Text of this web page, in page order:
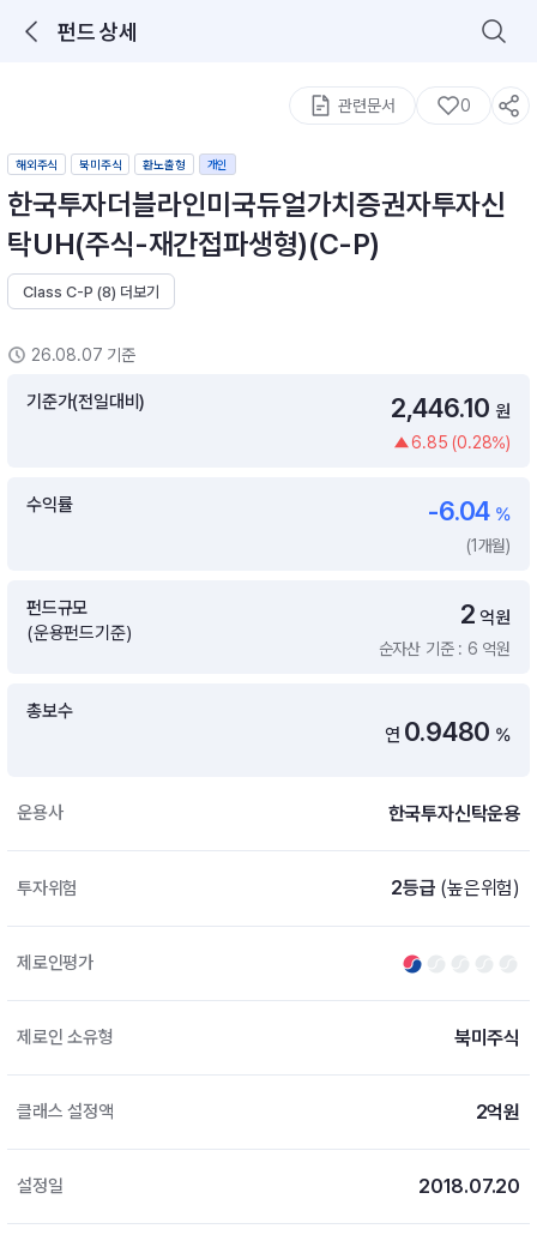
펀드 상세
구성종목 검색
관련문서 0
해외주식 북미주식 환노출형 개인
한국투자더블라인미국듀얼가치증권자투자신
탁UH(주식-재간접파생형)(C-P)
Class C-P (8) 더보기
26.08.07 기준
기준가(전일대비) 2,446.10 원
6.85 (0.28%)
수익률 -6.04 %
(1개월)
펀드규모
(운용펀드기준)
2 억원
순자산 기준 : 6 억원
총보수
연 0.9480 %
운용사 한국투자신탁운용
투자위험 2등급 (높은위험)
제로인평가
제로인 소유형 북미주식
클래스 설정액 2억원
설정일 2018.07.20
추천 메뉴
ETF 랭킹
월배당 · 모으기 · 포트래빗 관리
월배당 포트
포트래빗 관리
미국 ETF 검색
ETF 비교
연금 ETF 검색
ETF트렌드 ETF 랭킹 · ETF 찾기 · 종목찾기
미국ETF테마
연금 펀드 검색
투자 라이브러리
ETF 처음투자
내맘대로 만들기
DIY 포트 관리
고객라운지
이벤트
공지사항
FAQ